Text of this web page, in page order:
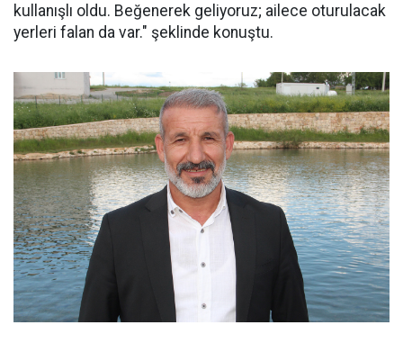
kullanışlı oldu. Beğenerek geliyoruz; ailece oturulacak
yerleri falan da var." şeklinde konuştu.